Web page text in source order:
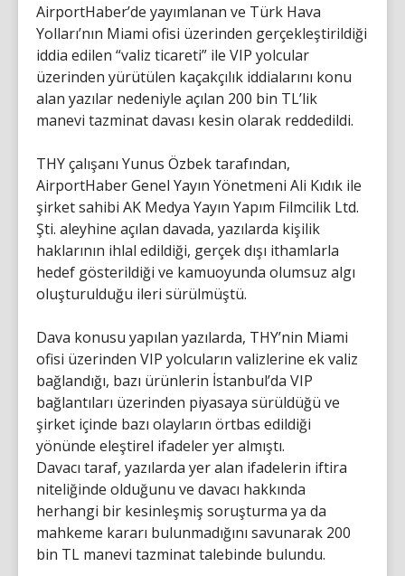
AirportHaber’de yayımlanan ve Türk Hava
Yolları’nın Miami ofisi üzerinden gerçekleştirildiği
iddia edilen “valiz ticareti” ile VIP yolcular
üzerinden yürütülen kaçakçılık iddialarını konu
alan yazılar nedeniyle açılan 200 bin TL’lik
manevi tazminat davası kesin olarak reddedildi.
THY çalışanı Yunus Özbek tarafından,
AirportHaber Genel Yayın Yönetmeni Ali Kıdık ile
şirket sahibi AK Medya Yayın Yapım Filmcilik Ltd.
Şti. aleyhine açılan davada, yazılarda kişilik
haklarının ihlal edildiği, gerçek dışı ithamlarla
hedef gösterildiği ve kamuoyunda olumsuz algı
oluşturulduğu ileri sürülmüştü.
Dava konusu yapılan yazılarda, THY’nin Miami
ofisi üzerinden VIP yolcuların valizlerine ek valiz
bağlandığı, bazı ürünlerin İstanbul’da VIP
bağlantıları üzerinden piyasaya sürüldüğü ve
şirket içinde bazı olayların örtbas edildiği
yönünde eleştirel ifadeler yer almıştı.
Davacı taraf, yazılarda yer alan ifadelerin iftira
niteliğinde olduğunu ve davacı hakkında
herhangi bir kesinleşmiş soruşturma ya da
mahkeme kararı bulunmadığını savunarak 200
bin TL manevi tazminat talebinde bulundu.